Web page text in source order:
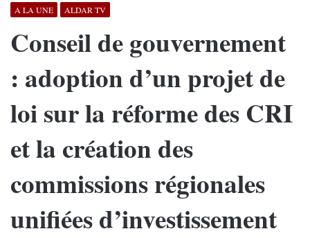
A LA UNE ALDAR TV
Conseil de gouvernement
: adoption d’un projet de
loi sur la réforme des CRI
et la création des
commissions régionales
unifiées d’investissement